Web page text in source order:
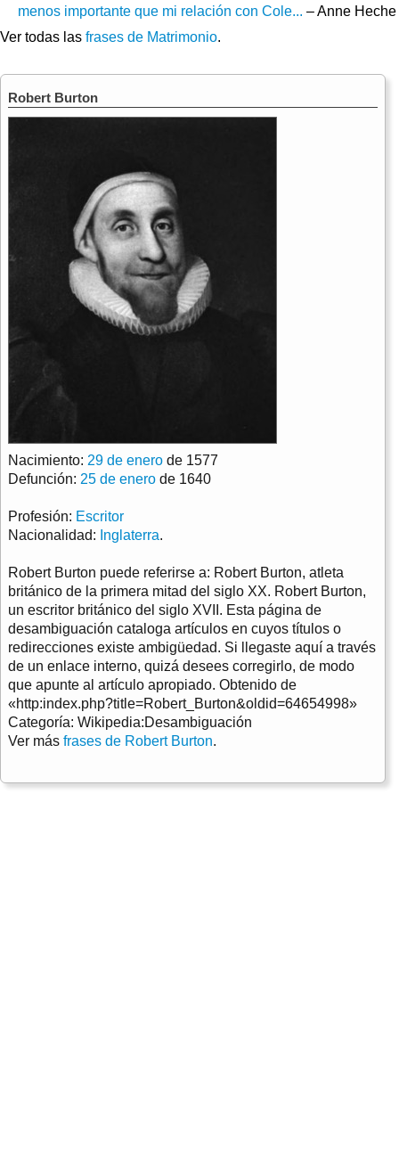
menos importante que mi relación con Cole... – Anne Heche
Ver todas las frases de Matrimonio.
Robert Burton
Nacimiento: 29 de enero de 1577
Defunción: 25 de enero de 1640
Profesión: Escritor
Nacionalidad: Inglaterra.
Robert Burton puede referirse a: Robert Burton, atleta
británico de la primera mitad del siglo XX. Robert Burton,
un escritor británico del siglo XVII. Esta página de
desambiguación cataloga artículos en cuyos títulos o
redirecciones existe ambigüedad. Si llegaste aquí a través
de un enlace interno, quizá desees corregirlo, de modo
que apunte al artículo apropiado. Obtenido de
«http:index.php?title=Robert_Burton&oldid=64654998»
Categoría: Wikipedia:Desambiguación
Ver más frases de Robert Burton.